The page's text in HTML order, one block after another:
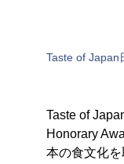
Taste of Japan
Taste of
Honorary
本の食文化